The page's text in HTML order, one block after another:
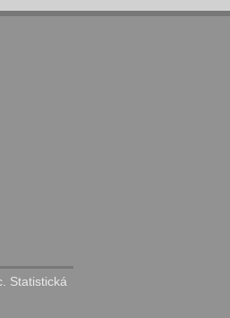
Statistická